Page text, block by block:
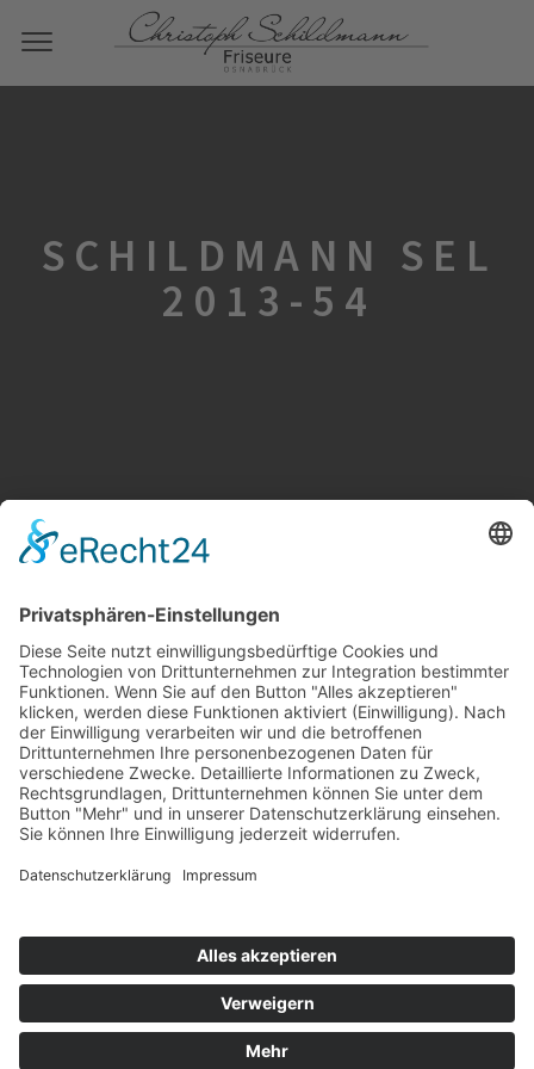
SCHILDMANN SEL
2013-54
SCHILDMANN – IHR FRISEUR IN
OSNABRÜCK
Deutscher Meister ✻ Weltmeister i.J.T. |Cookie-Einstellungen
© Schildmann Friseure • Johannisstraße 5 • 49074 Osnabrück
Gestaltung & UmsetzungMotion Media GmbH
ÜBER UNS